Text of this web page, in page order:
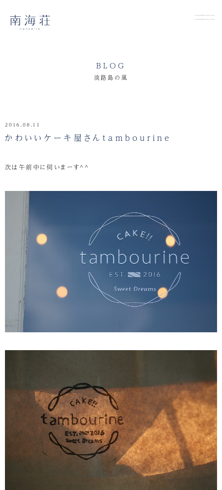
BLOG
淡路島の風
2016.08.11
かわいいケーキ屋さんtambourine
次は午前中に伺いまーす^^